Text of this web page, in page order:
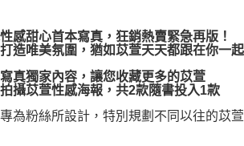
含以上)免運費
甜心首本寫真，狂銷熱賣緊急再版！
唯美氛圍，猶如苡萱天天都跟在你一起
獨家內容，讓您收藏更多的苡萱
苡萱性感海報，共2款隨書投入1款
粉絲所設計，特別規劃不同以往的苡萱